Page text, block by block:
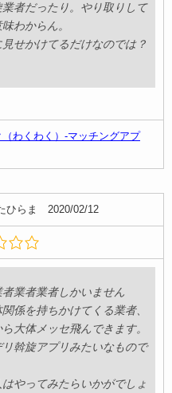
者だったり。やり取りして
わからん。
せかけてるだけなのでは？
わくわく）-マッチングアプ
ひらま 2020/02/12
業者業者しかいません
係を持ちかけてくる業者、
大体メッセ飛んできます。
斡旋アプリみたいなもので
やってみたらいかがでしょ